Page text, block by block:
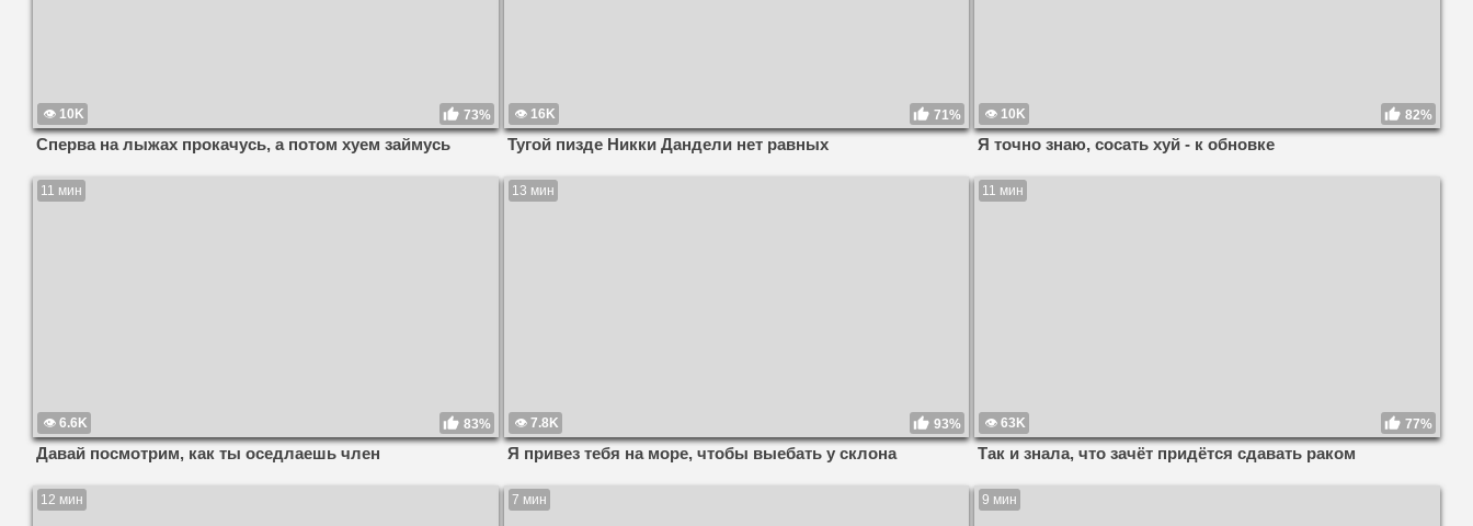
10K 73%
Сперва на лыжах прокачусь, а потом хуем займусь
16K 71%
Тугой пизде Никки Дандели нет равных
10K 82%
Я точно знаю, сосать хуй - к обновке
11 мин
6.6K 83%
Давай посмотрим, как ты оседлаешь член
13 мин
7.8K 93%
Я привез тебя на море, чтобы выебать у склона
11 мин
63K 77%
Так и знала, что зачёт придётся сдавать раком
12 мин 7 мин 9 мин